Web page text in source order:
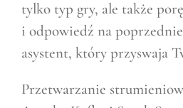
tylko typ gry, ale także
i odpowiedź na
asystent, który przyswaja
Przetwarzanie